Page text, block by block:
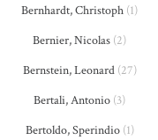
Bernhardt, Christoph (1)
Bernier, Nicolas (2)
Bernstein, Leonard(27)
Bertali, Antonio (3)
Bertoldo, Sperindio(1)